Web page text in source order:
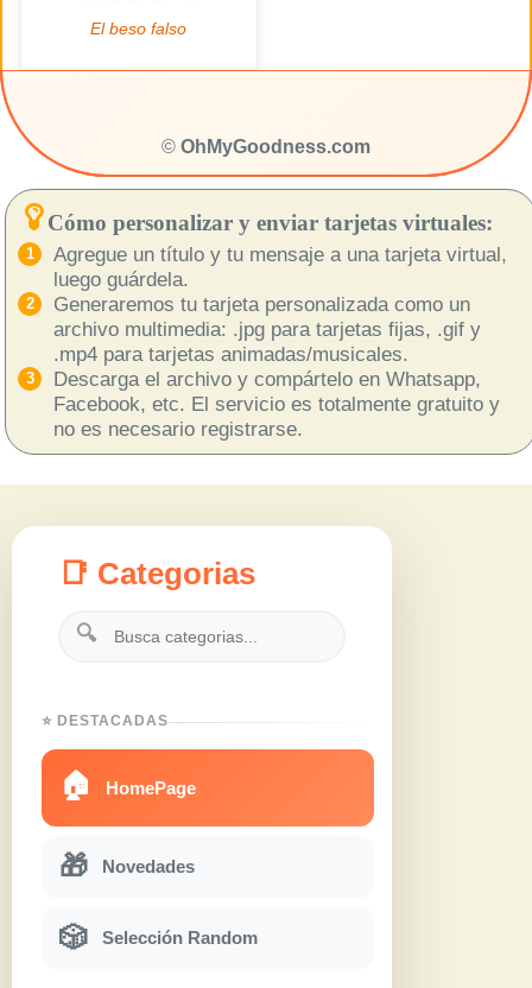
© OhMyGoodness.com
Cómo personalizar y enviar tarjetas virtuales:
Agregue un título y tu mensaje a una tarjeta virtual,
luego guárdela.
Generaremos tu tarjeta personalizada como un
archivo multimedia: .jpg para tarjetas fijas, .gif y
.mp4 para tarjetas animadas/musicales.
Descarga el archivo y compártelo en Whatsapp,
Facebook, etc. El servicio es totalmente gratuito y
no es necesario registrarse.
📑 Categorias
🔍
⭐ DESTACADAS
🏠 HomePage
🎁 Novedades
🎲 Selección Random